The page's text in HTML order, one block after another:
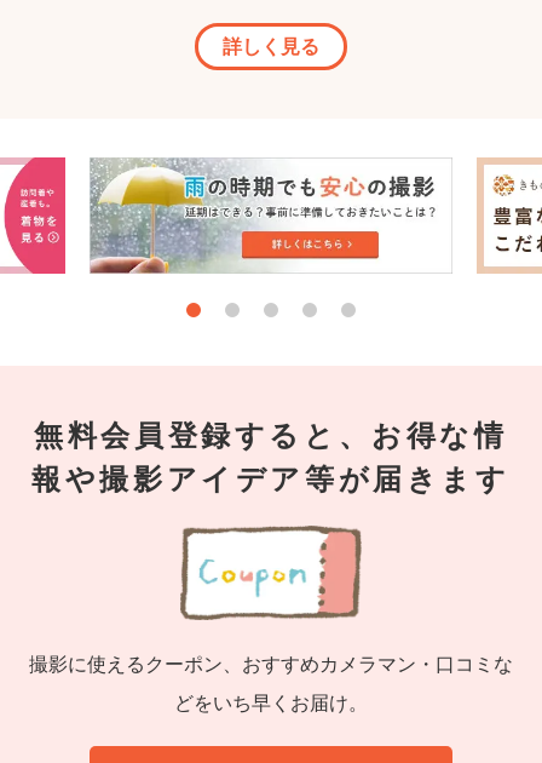
詳しく見る
無料会員登録すると、お得な情
報や撮影アイデア等が届きます
撮影に使えるクーポン、おすすめカメラマン・口コミな
どをいち早くお届け。